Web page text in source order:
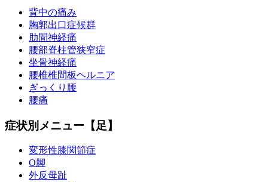
背中の痛み
胸郭出口症候群
肋間神経痛
腰部脊柱管狭窄症
坐骨神経痛
腰椎椎間板ヘルニア
ぎっくり腰
腰痛
症状別メニュー【足】
変形性膝関節症
O脚
外反母趾